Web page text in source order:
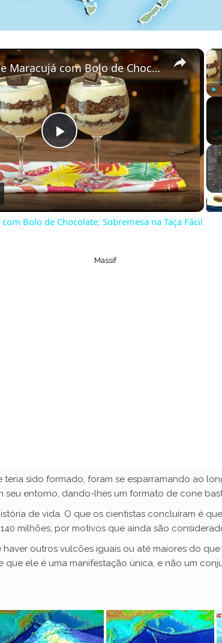
×
P
l
a
Mousse de Maracujá com Bolo de Chocolate: Sobremesa na Taça Fácil
Bolo de Chocolate: Sobremesa na Taça Fácil
Massif
sido formado, foram se esparramando ao
entorno, dando-lhes um formato de cone
de vida. O que os cientistas concluíram é
milhões, por motivos que ainda são
outros vulcões iguais ou até maiores do
que ele é uma manifestação única, e não um